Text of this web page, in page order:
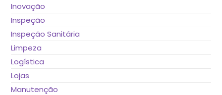
Inovação
Inspeção
Inspeção Sanitária
Limpeza
Logística
Lojas
Manutenção